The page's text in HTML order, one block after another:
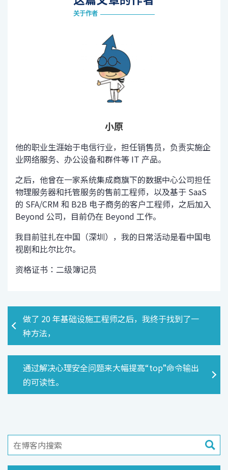
关于作者
小原
他的职业生涯始于电信行业，担任销售员，负责实施企
业网络服务、办公设备和群件等 IT 产品。
之后，他曾在一家系统集成商旗下的数据中心公司担任
物理服务器和托管服务的售前工程师，以及基于 SaaS
的 SFA/CRM 和 B2B 电子商务的客户工程师，之后加入
Beyond 公司，目前仍在 Beyond 工作。
我目前驻扎在中国（深圳），我的日常活动是看中国电
视剧和比尔比尔。
资格证书：二级簿记员
做了 20 年基础设施工程师之后，我终于找到了一
种方法，
通过解决心理安全问题来大幅提高“top”命令输出
的可读性。